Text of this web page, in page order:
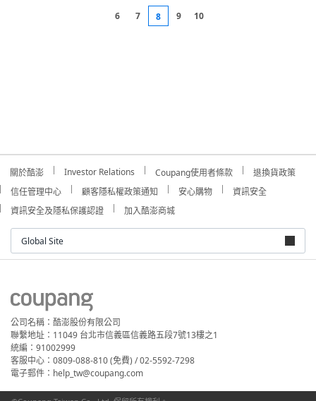
6 7 8 9 10
關於酷澎 Investor Relations Coupang使用者條款
退換貨政策
信任管理中心
顧客隱私權政策通知 安心購物
資訊安全
資訊安全及隱私保護認證
加入酷澎商城
Global Site
公司名稱：酷澎股份有限公司
聯繫地址：11049 台北市信義區信義路五段7號13樓之1
統編：91002999
客服中心：0809-088-810 (免費) / 02-5592-7298
電子郵件：help_tw@coupang.com